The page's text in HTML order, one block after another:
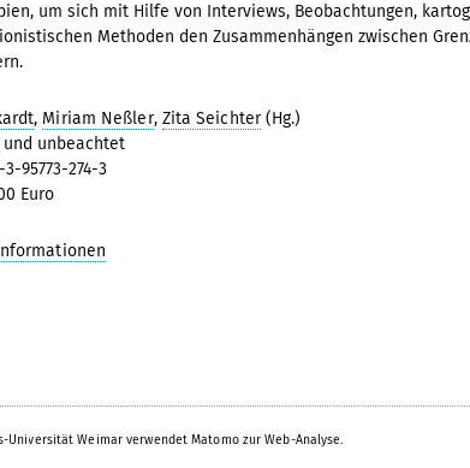
um sich mit Hilfe von Interviews, Beobachtungen,
Methoden den Zusammenhängen zwischen
, Miriam Neßler, Zita Seichter(Hg.)
und unbeachtet
3-95773-274-3
Euro
Universität Weimar verwendet Matomo zur Web-Analyse.